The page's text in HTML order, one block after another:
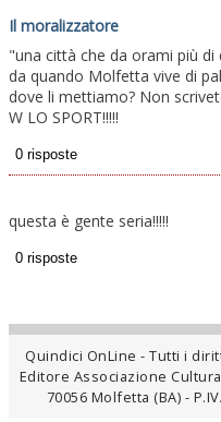
Il moralizzatore
"una città che da orami più di
da quando Molfetta vive di
dove li mettiamo? Non
W LO SPORT!!!!!
questa è gente seria!!!!!
Quindici OnLine - Tutti i
Editore Associazione
70056 Molfetta (BA) -